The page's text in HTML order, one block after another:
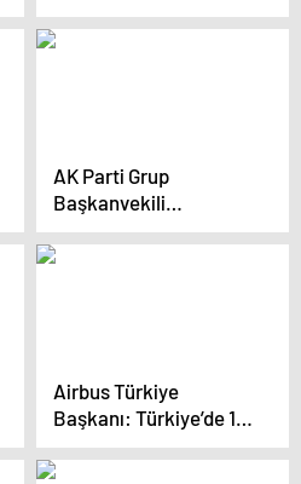
Patladı
AK Parti Grup
Başkanvekili
Muhammet Emin
Akbaşoğlu, emeklilerin
Airbus Türkiye
Başkanı: Türkiye’de 17
farklı tedarikçimiz
bulunuyor